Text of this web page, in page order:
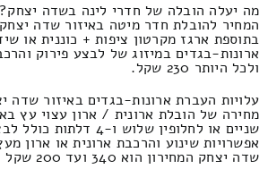
מה יעלה הובלה של חדרי לינה בשדה יצחק?
המחיר להובלת חדר מיטה באיזור שדה
בתוספת ארגז מקרטון ציפות + כוננית או
ולכל היותר 230 שקל.
עלויות העברת ארונות-בגדים באיזור שדה
מחירה של הובלת ארונית / ארון עצוי עץ
שניים או לחלופין שלוש ו-
אפשרויות שינוע והרכבת ארונית או ארון
שדה יצחק המחירון הוא 340 ועד 200 שקל חדש.